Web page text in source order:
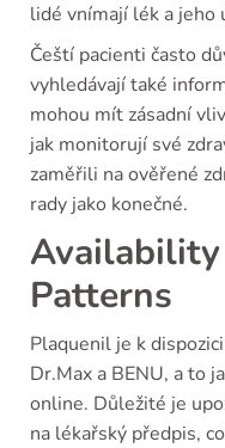
lidé vnímají lék a jeho
Čeští pacienti často
vyhledávají také
mohou mít zásadní
jak monitorují své
zaměřili na ověřené
rady jako konečné.
Patterns
Plaquenil je k
Dr.Max a BENU, a to
online. Důležité je
na lékařský předpis,